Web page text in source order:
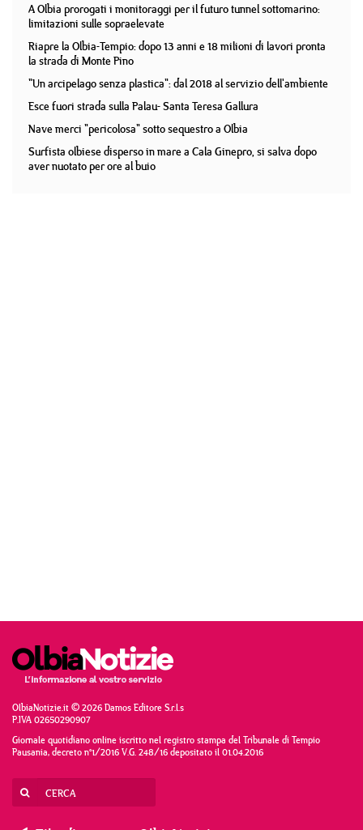
A Olbia prorogati i monitoraggi per il futuro tunnel sottomarino:
limitazioni sulle sopraelevate
Riapre la Olbia-Tempio: dopo 13 anni e 18 milioni di lavori pronta
la strada di Monte Pino
"Un arcipelago senza plastica": dal 2018 al servizio dell'ambiente
Esce fuori strada sulla Palau- Santa Teresa Gallura
Nave merci "pericolosa" sotto sequestro a Olbia
Surfista olbiese disperso in mare a Cala Ginepro, si salva dopo
aver nuotato per ore al buio
OlbiaNotizie.it © 2026 Damos Editore S.r.l.s
P.IVA 02650290907
Giornale quotidiano online iscritto nel registro stampa del Tribunale di Tempio
Pausania, decreto n°1/2016 V.G. 248/16 depositato il 01.04.2016